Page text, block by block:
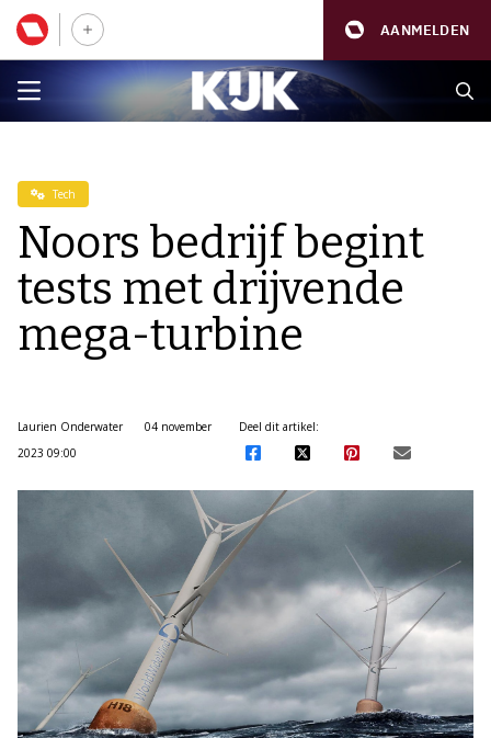
AANMELDEN
Tech
Noors bedrijf begint
tests met drijvende
mega-turbine
Laurien Onderwater
04 november
2023 09:00
Deel dit artikel: